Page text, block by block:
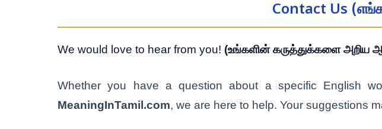
Contact Us
We would love to hear from you! (உங்களின் கருத்துக்களை
Whether you have a question about a specific English
MeaningInTamil.com, we are here to help. Your suggestions